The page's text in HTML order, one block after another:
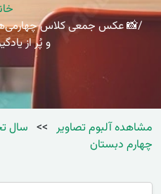
📸 عکس جمعی کلاس چهارمی‌ها
و پُر از
مشاهده آلبوم تصاویر >> سال
چهارم دبستان